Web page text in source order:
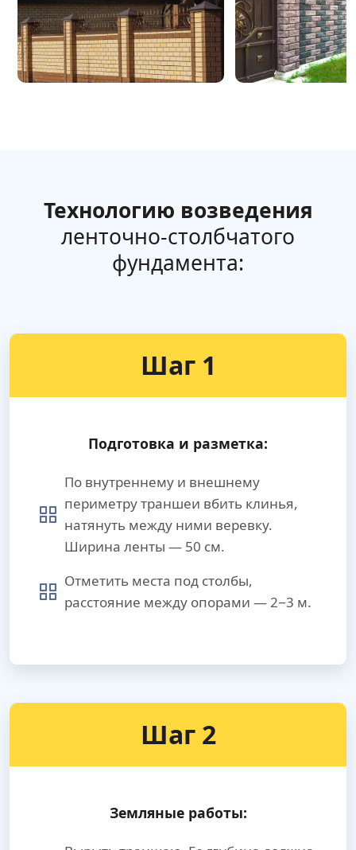
Технологию возведения
ленточно-столбчатого
фундамента:
Шаг 1
Подготовка и разметка:
По внутреннему и внешнему
периметру траншеи вбить клинья,
натянуть между ними веревку.
Ширина ленты — 50 см.
Отметить места под столбы,
расстояние между опорами — 2−3 м.
Шаг 2
Земляные работы: